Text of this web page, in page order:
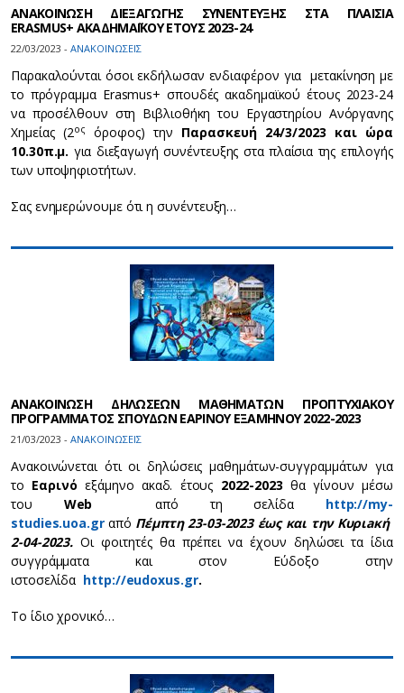
ΑΝΑΚΟΙΝΩΣΗ ΔΙΕΞΑΓΩΓΗΣ ΣΥΝΕΝΤΕΥΞΗΣ ΣΤΑ ΠΛΑΙΣΙΑ
ERASMUS+ ΑΚΑΔΗΜΑΪΚΟΥ ΕΤΟΥΣ 2023-24
22/03/2023 - ΑΝΑΚΟΙΝΩΣΕΙΣ
Παρακαλούνται όσοι εκδήλωσαν ενδιαφέρον για μετακίνηση με
το πρόγραμμα Erasmus+ σπουδές ακαδημαϊκού έτους 2023-24
να προσέλθουν στη Βιβλιοθήκη του Εργαστηρίου Ανόργανης
Χημείας (2ος όροφος) την Παρασκευή 24/3/2023 και ώρα
10.30π.μ. για διεξαγωγή συνέντευξης στα πλαίσια της επιλογής
των υποψηφιοτήτων.
Σας ενημερώνουμε ότι η συνέντευξη…
ΑΝΑΚΟΙΝΩΣΗ ΔΗΛΩΣΕΩΝ ΜΑΘΗΜΑΤΩΝ ΠΡΟΠΤΥΧΙΑΚΟΥ
ΠΡΟΓΡΑΜΜΑΤΟΣ ΣΠΟΥΔΩΝ ΕΑΡΙΝΟΥ ΕΞΑΜΗΝΟΥ 2022-2023
21/03/2023 - ΑΝΑΚΟΙΝΩΣΕΙΣ
Ανακοινώνεται ότι οι δηλώσεις μαθημάτων-συγγραμμάτων για
το Εαρινόεξάμηνο ακαδ. έτους 2022-2023 θα γίνουν μέσω
του Web από τη σελίδα http://my-
studies.uoa.grαπό Πέμπτη 23-03-2023 έως και την Κυριaκή
2-04-2023.Οι φοιτητές θα πρέπει να έχουν δηλώσει τα ίδια
συγγράμματα και στον Εύδοξο στην
ιστοσελίδα http://eudoxus.gr.
Το ίδιο χρονικό…